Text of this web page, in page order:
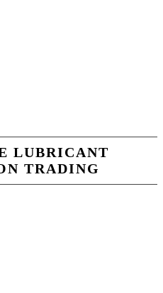
LUBRICANT
TRADING